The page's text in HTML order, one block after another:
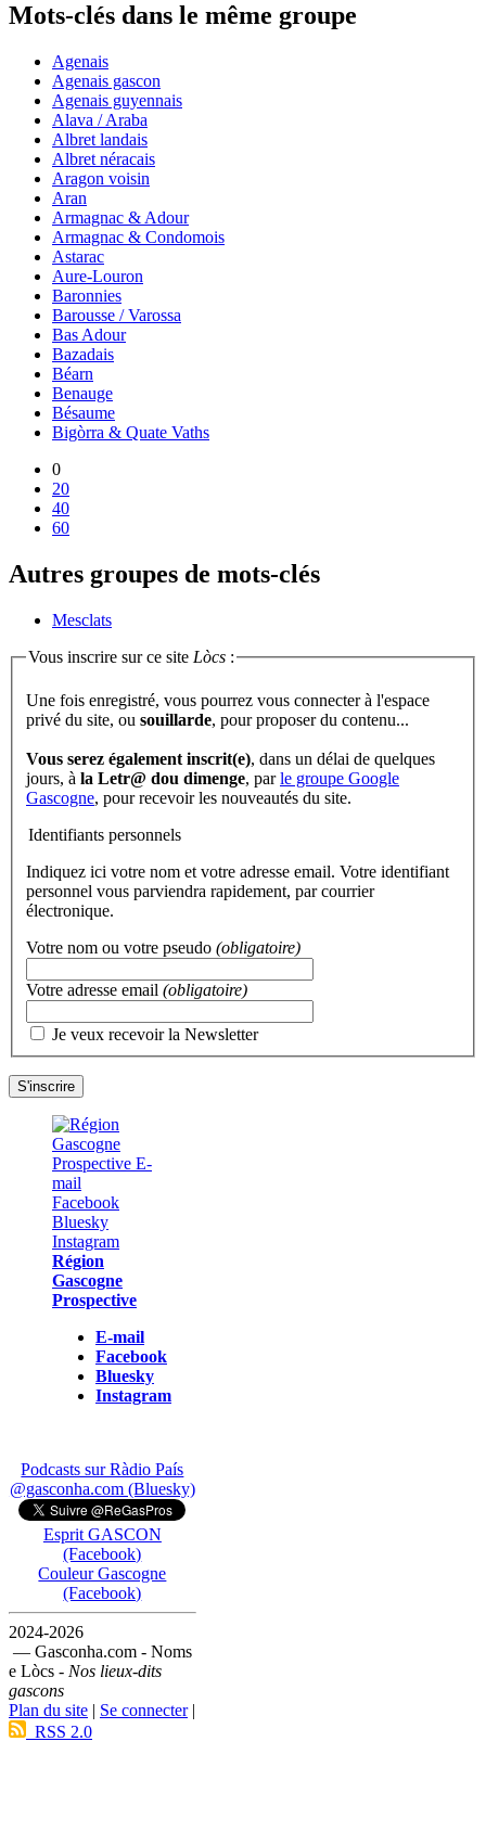
Mots-clés dans le même groupe
Agenais
Agenais gascon
Agenais guyennais
Alava / Araba
Albret landais
Albret néracais
Aragon voisin
Aran
Armagnac & Adour
Armagnac & Condomois
Astarac
Aure-Louron
Baronnies
Barousse / Varossa
Bas Adour
Bazadais
Béarn
Benauge
Bésaume
Bigòrra & Quate Vaths
0
20
40
60
Autres groupes de mots-clés
Mesclats
Vous inscrire sur ce site Lòcs :
Une fois enregistré, vous pourrez vous connecter à l'espace
privé du site, ou souillarde , pour proposer du contenu...
Vous serez également inscrit(e), dans un délai de quelques
jours, à la Letr@ dou dimenge, parle groupe Google
Gascogne, pour recevoir les nouveautés du site.
Identifiants personnels
Indiquez ici votre nom et votre adresse email. Votre identifiant
personnel vous parviendra rapidement, par courrier
électronique.
Votre nom ou votre pseudo (obligatoire)
Votre adresse email (obligatoire)
Je veux recevoir la Newsletter
Région
Gascogne
Prospective
E-mail
Facebook
Bluesky
Instagram
Podcasts sur Ràdio País
@gasconha.com (Bluesky)
Esprit GASCON
(Facebook)
Couleur Gascogne
(Facebook)
2024-2026
— Gasconha.com - Noms
e Lòcs - Nos lieux-dits
gascons
Plan du site | Se connecter|
RSS 2.0